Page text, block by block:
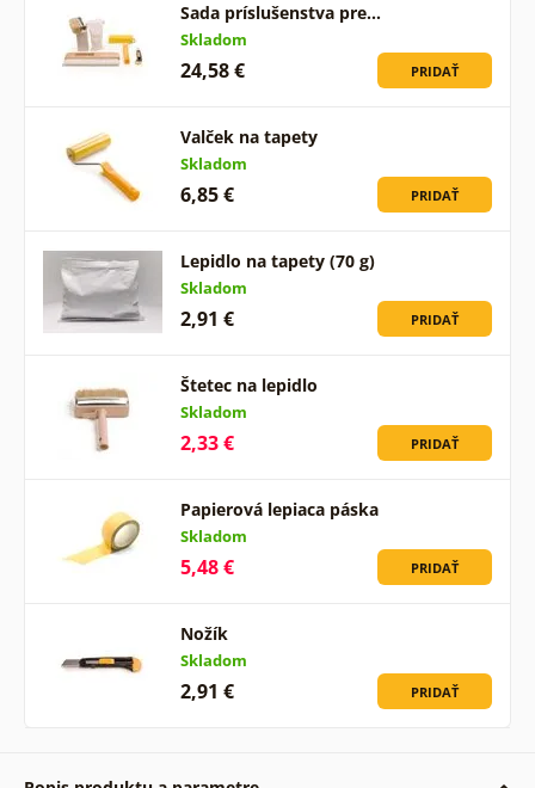
Sada príslušenstva pre…
Skladom
24,58 € PRIDAŤ
Valček na tapety
Skladom
6,85 € PRIDAŤ
Lepidlo na tapety (70 g)
Skladom
2,91 € PRIDAŤ
Štetec na lepidlo
Skladom
2,33 € PRIDAŤ
Papierová lepiaca páska
Skladom
5,48 € PRIDAŤ
Nožík
Skladom
2,91 € PRIDAŤ